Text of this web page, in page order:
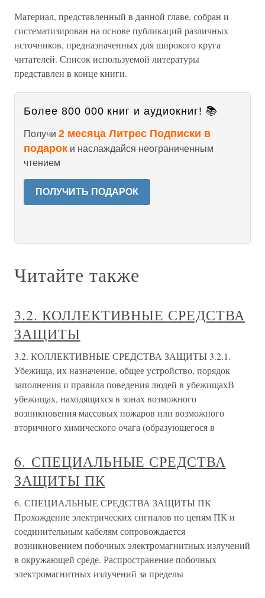
Материал, представленный в данной главе, собран и
систематизирован на основе публикаций различных
источников, предназначенных для широкого круга
читателей. Список используемой литературы
представлен в конце книги.
Более 800 000 книг и аудиокниг! 📚
Получи 2 месяца Литрес Подписки в
подарок и наслаждайся неограниченным
чтением
ПОЛУЧИТЬ ПОДАРОК
Читайте также
3.2. КОЛЛЕКТИВНЫЕ СРЕДСТВА
ЗАЩИТЫ
3.2. КОЛЛЕКТИВНЫЕ СРЕДСТВА ЗАЩИТЫ 3.2.1.
Убежища, их назначение, общее устройство, порядок
заполнения и правила поведения людей в убежищахВ
убежищах, находящихся в зонах возможного
возникновения массовых пожаров или возможного
вторичного химического очага (образующегося в
6. СПЕЦИАЛЬНЫЕ СРЕДСТВА
ЗАЩИТЫ ПК
6. СПЕЦИАЛЬНЫЕ СРЕДСТВА ЗАЩИТЫ ПК
Прохождение электрических сигналов по цепям ПК и
соединительным кабелям сопровождается
возникновением побочных электромагнитных излучений
в окружающей среде. Распространение побочных
электромагнитных излучений за пределы